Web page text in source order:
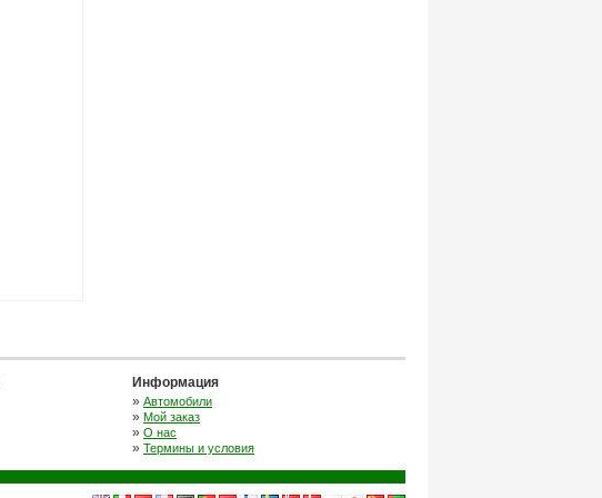
Информация
» Автомобили
» Мой заказ
» О нас
» Термины и условия